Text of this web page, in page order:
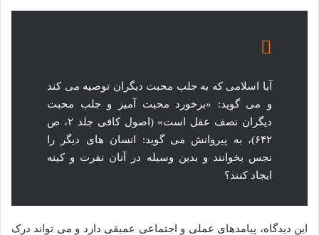
آیا اسلامی که به جلب محبت دیگران توصیه می کند
و می گوید: «برخورد محبت آمیز و جلب محبت
دیگران نصف عقل است» (اصول کافی جلد ۲، ص
۶۴۲)، به پیروانش می گوید: انسان های دیگر را
نجس بخوانند و بدین وسیله در آنان نفرت و کینه
ایجاد کنند؟
این دیدگاه، پیامدهای عملی و اجتماعی عمیقی دارد و می تواند درک